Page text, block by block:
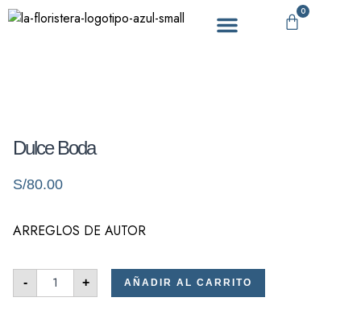
0
Dulce Boda
S/80.00
ARREGLOS DE AUTOR
- + AÑADIR AL CARRITO